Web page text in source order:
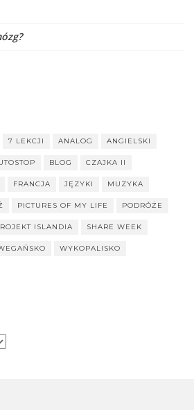
7 LEKCJI ANALOG ANGIELSKI
BLOG CZAJKA II
FRANCJA JĘZYKI MUZYKA
PICTURES OF MY LIFE PODRÓŻE
ISLANDIA SHARE WEEK
WYKOPALISKO